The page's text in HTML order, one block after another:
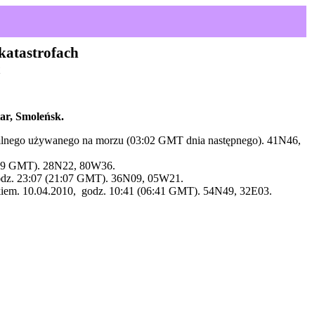
Smoleńsk.
używanego na morzu (03:02 GMT dnia następnego). 41N46,
GMT). 28N22, 80W36.
. 23:07 (21:07 GMT). 36N09, 05W21.
10.04.2010, godz. 10:41 (06:41 GMT). 54N49, 32E03.